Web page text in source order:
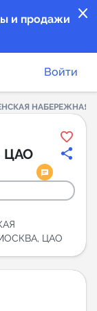
close
и продажи
Войти
НАБЕРЕЖНАЯ,
ЦАО
ЦАО